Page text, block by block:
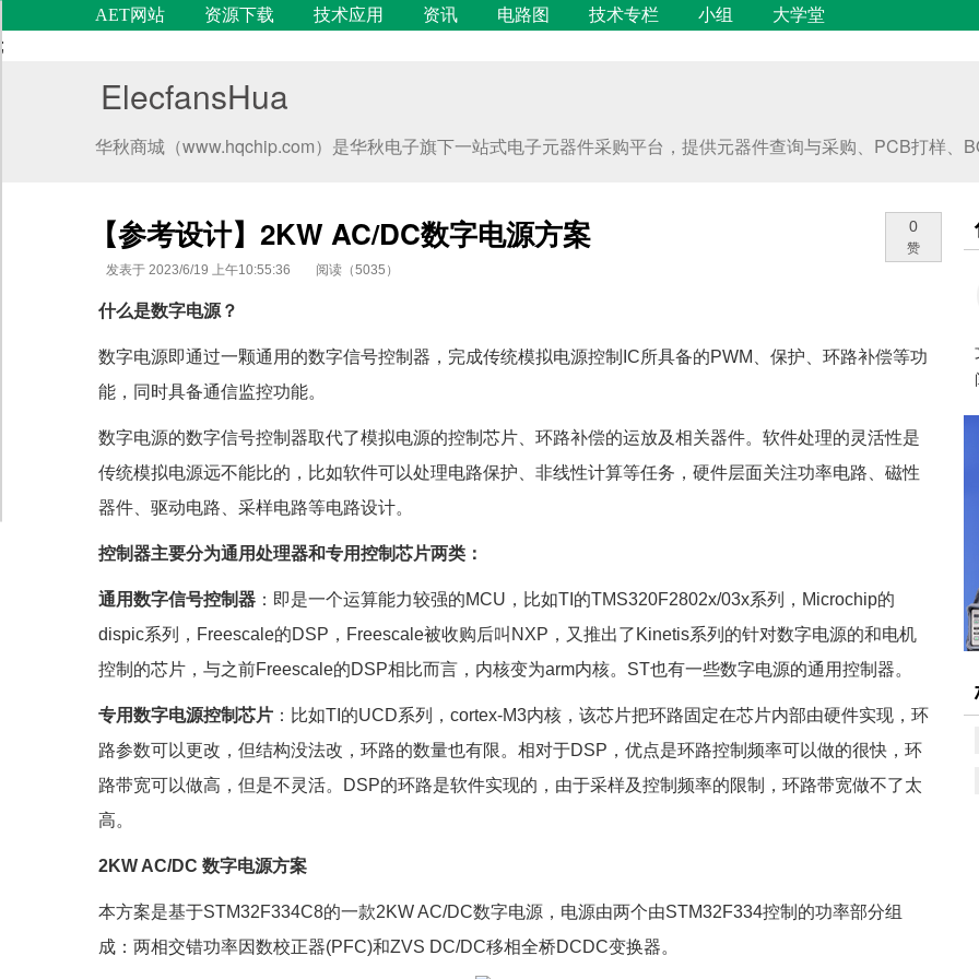
AET网站 资源下载 技术应用 资讯 电路图 技术专栏 小组
大学堂
;
ElecfansHua
华秋商城（www.hqchip.com）是华秋电子旗下一站式电子元器件采购平台，提供元器件查询与采购、PCB打样、
【参考设计】2KW AC/DC数字电源方案 0
赞
发表于 2023/6/19 上午10:55:36
阅读（5035）
什么是数字电源？
数字电源即通过一颗通用的数字信号控制器，完成传统模拟电源控制IC所具备的PWM、保护、环路补偿等功
能，同时具备通信监控功能。
数字电源的数字信号控制器取代了模拟电源的控制芯片、环路补偿的运放及相关器件。软件处理的灵活性是
传统模拟电源远不能比的，比如软件可以处理电路保护、非线性计算等任务，硬件层面关注功率电路、磁性
器件、驱动电路、采样电路等电路设计。
控制器主要分为通用处理器和专用控制芯片两类：
通用数字信号控制器 ：即是一个运算能力较强的MCU，比如TI的TMS320F2802x/03x系列，Microchip的
dispic系列，Freescale的DSP，Freescale被收购后叫NXP，又推出了Kinetis系列的针对数字电源的和电机
控制的芯片，与之前Freescale的DSP相比而言，内核变为arm内核。ST也有一些数字电源的通用控制器。
专用数字电源控制芯片 ：比如TI的UCD系列，cortex-M3内核，该芯片把环路固定在芯片内部由硬件实现，环
路参数可以更改，但结构没法改，环路的数量也有限。相对于DSP，优点是环路控制频率可以做的很快，环
路带宽可以做高，但是不灵活。DSP的环路是软件实现的，由于采样及控制频率的限制，环路带宽做不了太
高。
2KW AC/DC 数字电源方案
本方案是基于STM32F334C8的一款2KW AC/DC数字电源，电源由两个由STM32F334控制的功率部分组
成：两相交错功率因数校正器(PFC)和ZVS DC/DC移相全桥DCDC变换器。